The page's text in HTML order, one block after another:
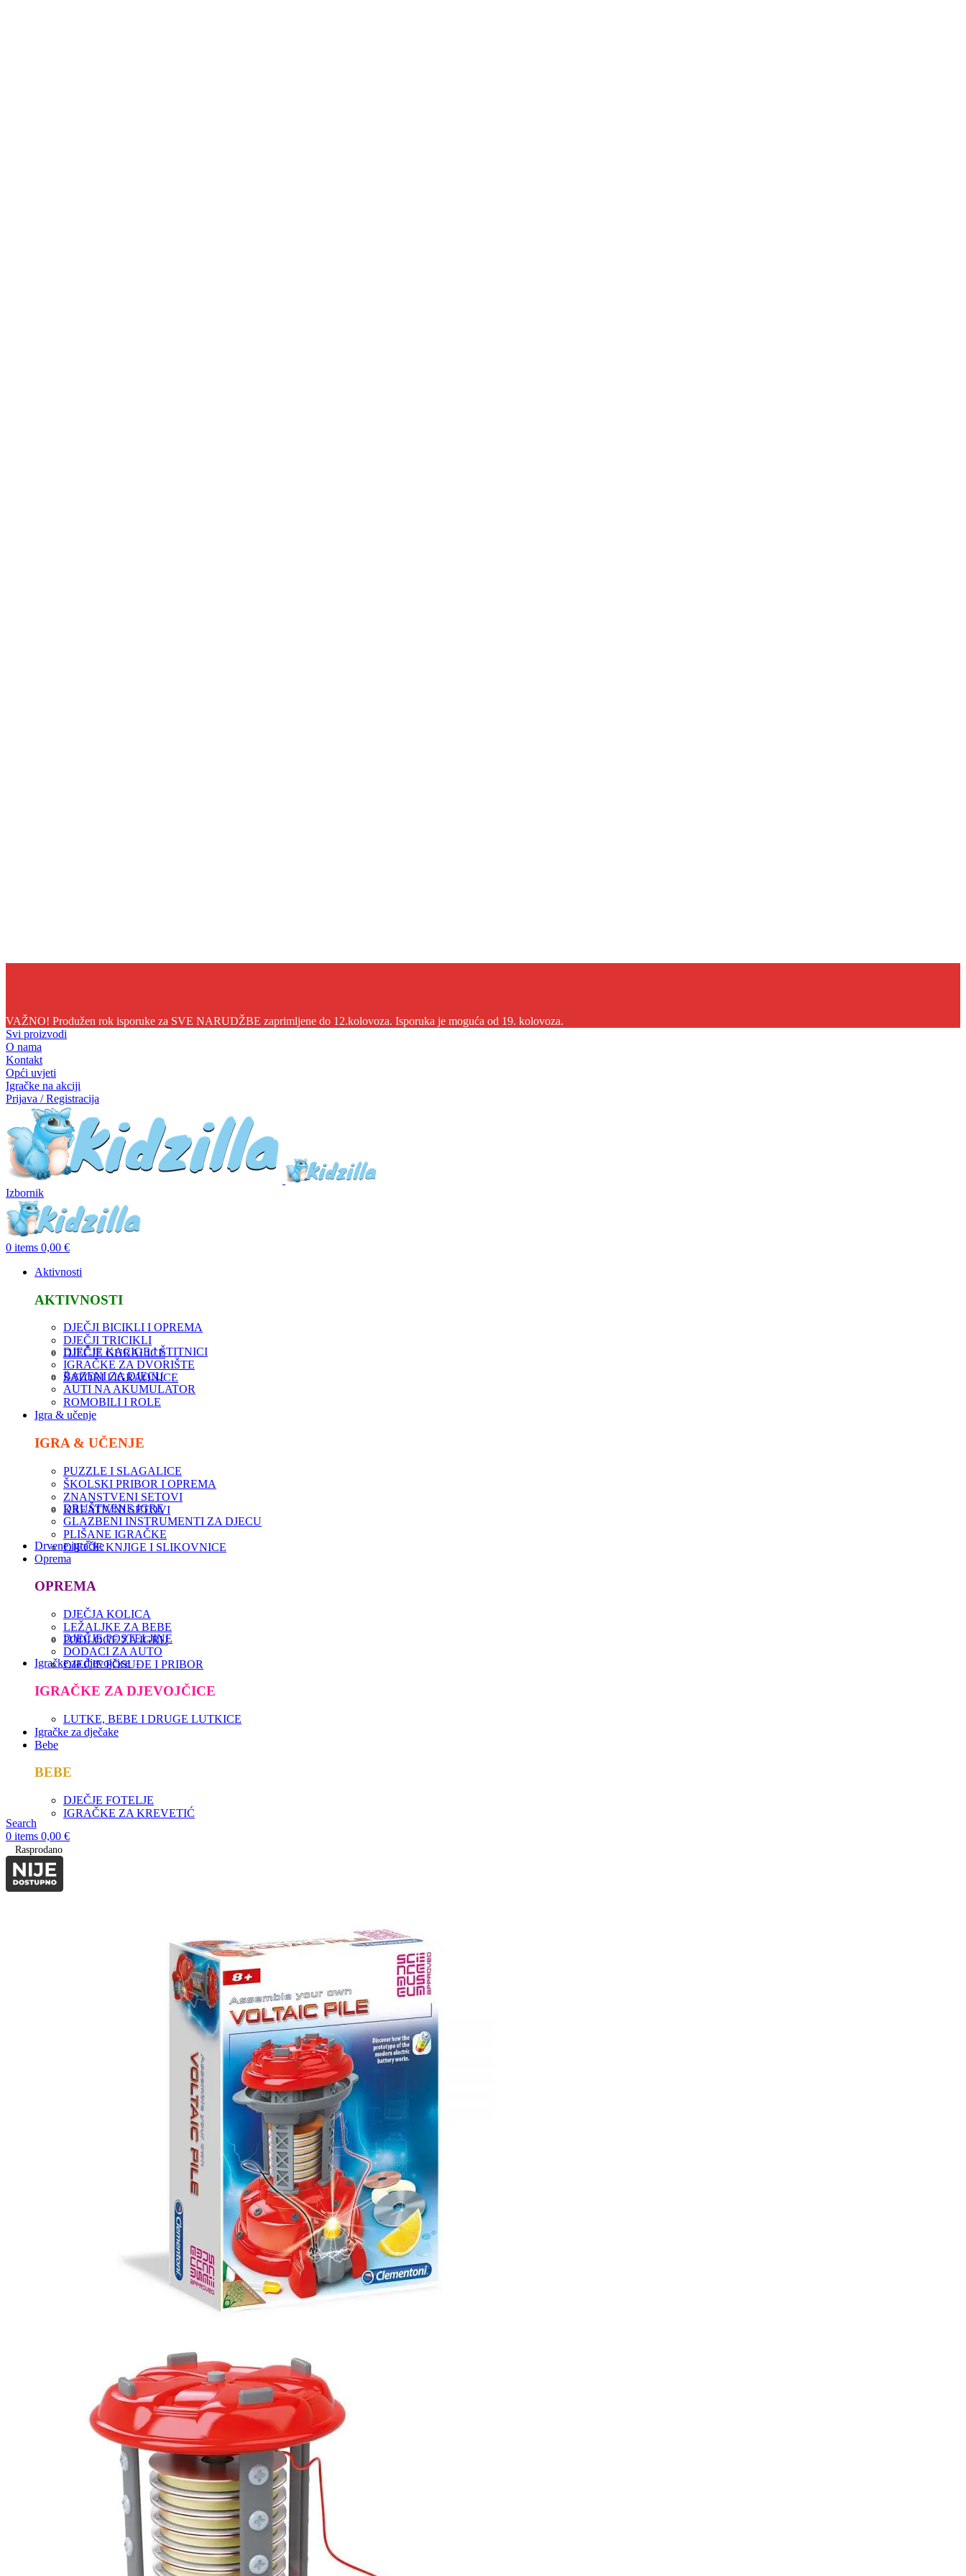
VAŽNO! Produžen rok isporuke za SVE NARUDŽBE zaprimljene do 12.kolovoza. Isporuka je moguća od 19. kolovoza.
Svi proizvodi
O nama
Kontakt
Opći uvjeti
Igračke na akciji
Prijava / Registracija
Izbornik
0 items 0,00 €
Aktivnosti
AKTIVNOSTI
DJEČJI BICIKLI I OPREMA
DJEČJI TRICIKLI
DJEČJE GURALICE
DJEČJE KACIGE I ŠTITNICI
IGRAČKE ZA DVORIŠTE
ŠATORI I IGRAONICE
BAZENI ZA DJECU
AUTI NA AKUMULATOR
ROMOBILI I ROLE
Igra & učenje
IGRA & UČENJE
PUZZLE I SLAGALICE
ŠKOLSKI PRIBOR I OPREMA
ZNANSTVENI SETOVI
KREATIVNI SETOVI
DRUŠTVENE IGRE
GLAZBENI INSTRUMENTI ZA DJECU
PLIŠANE IGRAČKE
DJEČJE KNJIGE I SLIKOVNICE
Drvene igračke
Oprema
OPREMA
DJEČJA KOLICA
LEŽALJKE ZA BEBE
PODLOGE ZA IGRU
DJEČJE POSTELJINE
DODACI ZA AUTO
DJEČJE POSUĐE I PRIBOR
Igračke za djevojčice
IGRAČKE ZA DJEVOJČICE
LUTKE, BEBE I DRUGE LUTKICE
Igračke za dječake
Bebe
BEBE
DJEČJE FOTELJE
IGRAČKE ZA KREVETIĆ
Search
0 items 0,00 €
Rasprodano